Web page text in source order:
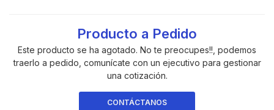
Producto a Pedido
Este producto se ha agotado. No te preocupes!!, podemos
traerlo a pedido, comunícate con un ejecutivo para gestionar
una cotización.
CONTÁCTANOS